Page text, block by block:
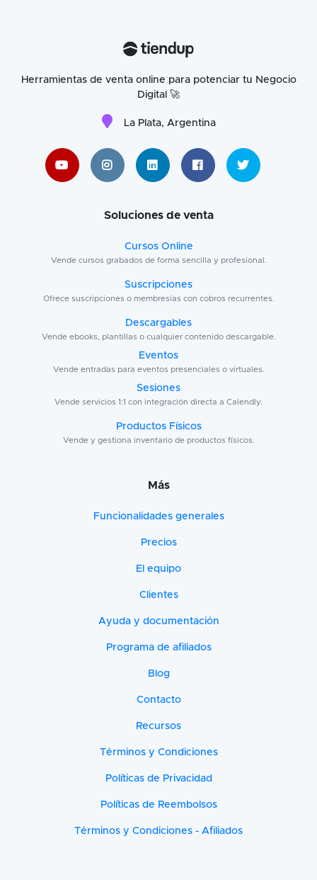
Herramientas de venta online para potenciar tu Negocio
Digital 🚀
La Plata, Argentina
Soluciones de venta
Cursos Online
Vende cursos grabados de forma sencilla y profesional.
Suscripciones
Ofrece suscripciones o membresías con cobros recurrentes.
Descargables
Vende ebooks, plantillas o cualquier contenido descargable.
Eventos
Vende entradas para eventos presenciales o virtuales.
Sesiones
Vende servicios 1:1 con integración directa a Calendly.
Productos Físicos
Vende y gestiona inventario de productos físicos.
Más
Funcionalidades generales
Precios
El equipo
Clientes
Ayuda y documentación
Programa de afiliados
Blog
Contacto
Recursos
Términos y Condiciones
Políticas de Privacidad
Políticas de Reembolsos
Términos y Condiciones - Afiliados